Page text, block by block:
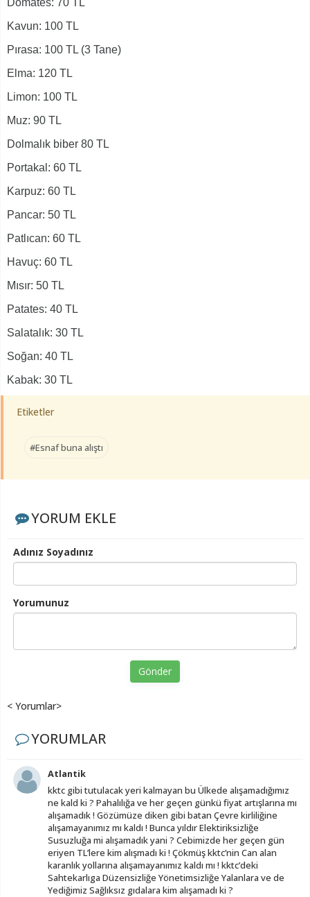
Kavun: 100 TL
Pırasa: 100 TL (3 Tane)
Elma: 120 TL
Limon: 100 TL
Muz: 90 TL
Dolmalık biber 80 TL
Portakal: 60 TL
Karpuz: 60 TL
Pancar: 50 TL
Patlıcan: 60 TL
Havuç: 60 TL
Mısır: 50 TL
Patates: 40 TL
Salatalık: 30 TL
Soğan: 40 TL
Kabak: 30 TL
Etiketler
#Esnaf buna alıştı
YORUM EKLE
Adınız Soyadınız
Yorumunuz
Gönder
< Yorumlar>
YORUMLAR
Atlantik
kktc gibi tutulacak yeri kalmayan bu Ülkede alışamadığımız
ne kald ki ? Pahalılığa ve her geçen günkü fiyat artışlarına mı
alışamadık ! Gözümüze diken gibi batan Çevre kirliliğine
alışamayanımız mı kaldı ! Bunca yıldır Elektiriksizliğe
Susuzluğa mi alışamadık yani ? Cebimizde her geçen gün
eriyen TL’lere kim alışmadı ki ! Çökmüş kktc’nin Can alan
karanlık yollarına alışamayanımız kaldı mı ! kktc’deki
Sahtekarlıga Düzensizliğe Yönetimsizliğe Yalanlara ve de
Yediğimiz Sağlıksız gıdalara kim alışamadı ki ?